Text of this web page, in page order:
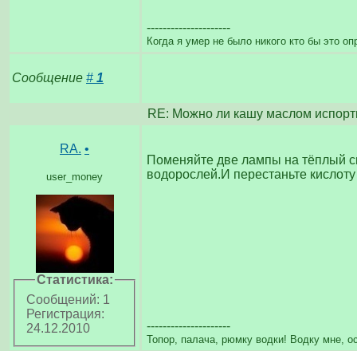
---------------------
Когда я умер не было никого кто бы это
Сообщение # 1
RE: Можно ли кашу маслом
RA. •
user_money
Статистика:
Сообщений: 1
Регистрация:
24.12.2010
Поменяйте две лампы на тёплый
водорослей.И перестаньте кислоту
---------------------
Топор, палача, рюмку водки! Водку мне,